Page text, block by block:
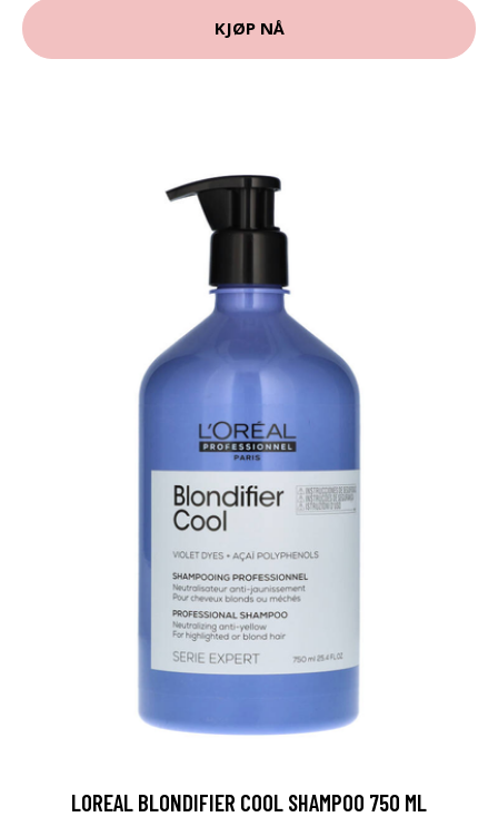
KJØP NÅ
LOREAL BLONDIFIER COOL SHAMPOO 750 ML